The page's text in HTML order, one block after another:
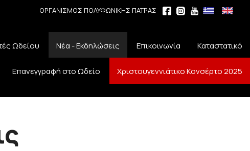
ΟΡΓΑΝΙΣΜΟΣ ΠΟΛΥΦΩΝΙΚΗΣ ΠΑΤΡΑΣ
Ωδείου Νέα - Εκδηλώσεις Επικοινωνία Καταστατικό
Επανεγγραφή στο Ωδείο Χριστουγεννιάτικο Κονσέρτο 2025